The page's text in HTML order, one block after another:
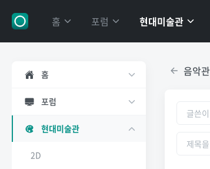
홈 포럼 현대미술관
홈
포럼
현대미술관
2D
음악관